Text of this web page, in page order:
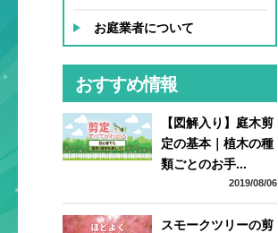
お庭業者について
おすすめ情報
【図解入り】庭木剪
定の基本｜植木の種
類ごとのお手...
2019/08/06
スモークツリーの剪